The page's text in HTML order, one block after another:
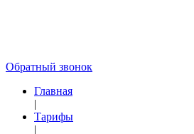
Обратный звонок
Главная
|
Тарифы
|